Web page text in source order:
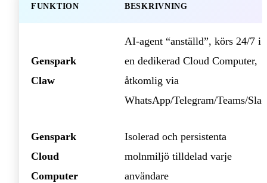
FUNKTION BESKRIVNING
Genspark
Claw
AI‑agent “anställd”, körs 24/7 i
en dedikerad Cloud Computer,
åtkomlig via
WhatsApp/Telegram/Teams/
Genspark
Cloud
Computer
Isolerad och persistenta
molnmiljö tilldelad varje
användare